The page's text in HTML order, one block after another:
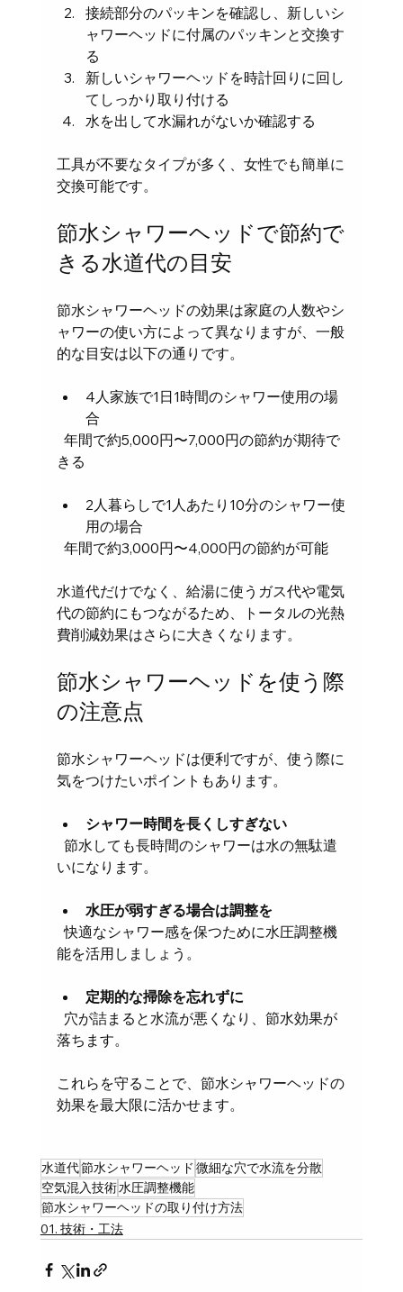
接続部分のパッキンを確認し、新しいシ
ャワーヘッドに付属のパッキンと交換す
る
新しいシャワーヘッドを時計回りに回し
てしっかり取り付ける
水を出して水漏れがないか確認する
工具が不要なタイプが多く、女性でも簡単に
交換可能です。
節水シャワーヘッドで節約で
きる水道代の目安
節水シャワーヘッドの効果は家庭の人数やシ
ャワーの使い方によって異なりますが、一般
的な目安は以下の通りです。
4人家族で1日1時間のシャワー使用の場
合
きる
2人暮らしで1人あたり10分のシャワー使
用の場合
  年間で約3,000円〜4,000円の節約が可能
水道代だけでなく、給湯に使うガス代や電気
代の節約にもつながるため、トータルの光熱
費削減効果はさらに大きくなります。
節水シャワーヘッドを使う際
の注意点
節水シャワーヘッドは便利ですが、使う際に
気をつけたいポイントもあります。
シャワー時間を長くしすぎない
いになります。
水圧が弱すぎる場合は調整を
  快適なシャワー感を保つために水圧調整機
能を活用しましょう。
定期的な掃除を忘れずに
落ちます。
これらを守ることで、節水シャワーヘッドの
効果を最大限に活かせます。
水道代節水シャワーヘッド 微細な穴で水流を分散
空気混入技術水圧調整機能
節水シャワーヘッドの取り付け方法
01. 技術・工法